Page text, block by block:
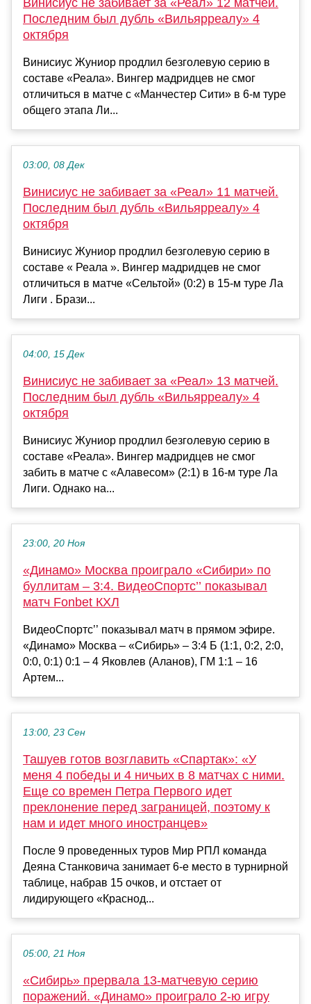
Последним был дубль «Вильярреалу» 4
октября
Винисиус Жуниор продлил безголевую серию в
составе «Реала». Вингер мадридцев не смог
отличиться в матче с «Манчестер Сити» в 6-м туре
общего этапа Ли...
03:00, 08 Дек
Винисиус не забивает за «Реал» 11 матчей.
Последним был дубль «Вильярреалу» 4
октября
Винисиус Жуниор продлил безголевую серию в
составе « Реала ». Вингер мадридцев не смог
отличиться в матче «Сельтой» (0:2) в 15-м туре Ла
Лиги . Брази...
04:00, 15 Дек
Винисиус не забивает за «Реал» 13 матчей.
Последним был дубль «Вильярреалу» 4
октября
Винисиус Жуниор продлил безголевую серию в
составе «Реала». Вингер мадридцев не смог
забить в матче с «Алавесом» (2:1) в 16-м туре Ла
Лиги. Однако на...
23:00, 20 Ноя
«Динамо» Москва проиграло «Сибири» по
буллитам – 3:4. ВидеоСпортс’’ показывал
матч Fonbet КХЛ
ВидеоСпортс’’ показывал матч в прямом эфире.
«Динамо» Москва – «Сибирь» – 3:4 Б (1:1, 0:2, 2:0,
0:0, 0:1) 0:1 – 4 Яковлев (Аланов), ГМ 1:1 – 16
Артем...
13:00, 23 Сен
Ташуев готов возглавить «Спартак»: «У
меня 4 победы и 4 ничьих в 8 матчах с ними.
Еще со времен Петра Первого идет
преклонение перед заграницей, поэтому к
нам и идет много иностранцев»
После 9 проведенных туров Мир РПЛ команда
Деяна Станковича занимает 6-е место в турнирной
таблице, набрав 15 очков, и отстает от
лидирующего «Краснод...
05:00, 21 Ноя
«Сибирь» прервала 13-матчевую серию
поражений. «Динамо» проиграло 2-ю игру